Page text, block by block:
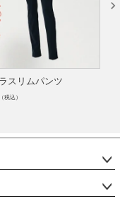
スリムパンツ
（税込）